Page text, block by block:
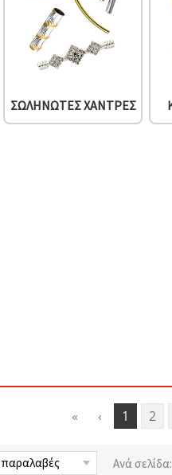
ΣΩΛΗΝΩΤΈΣ ΧΆΝΤΡΕΣ
« ‹ 1 2
Ανά σελίδα: